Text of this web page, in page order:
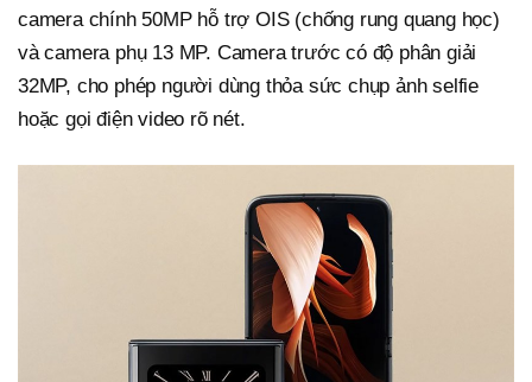
camera chính 50MP hỗ trợ OIS (chống rung quang học)
và camera phụ 13 MP. Camera trước có độ phân giải
32MP, cho phép người dùng thỏa sức chụp ảnh selfie
hoặc gọi điện video rõ nét.